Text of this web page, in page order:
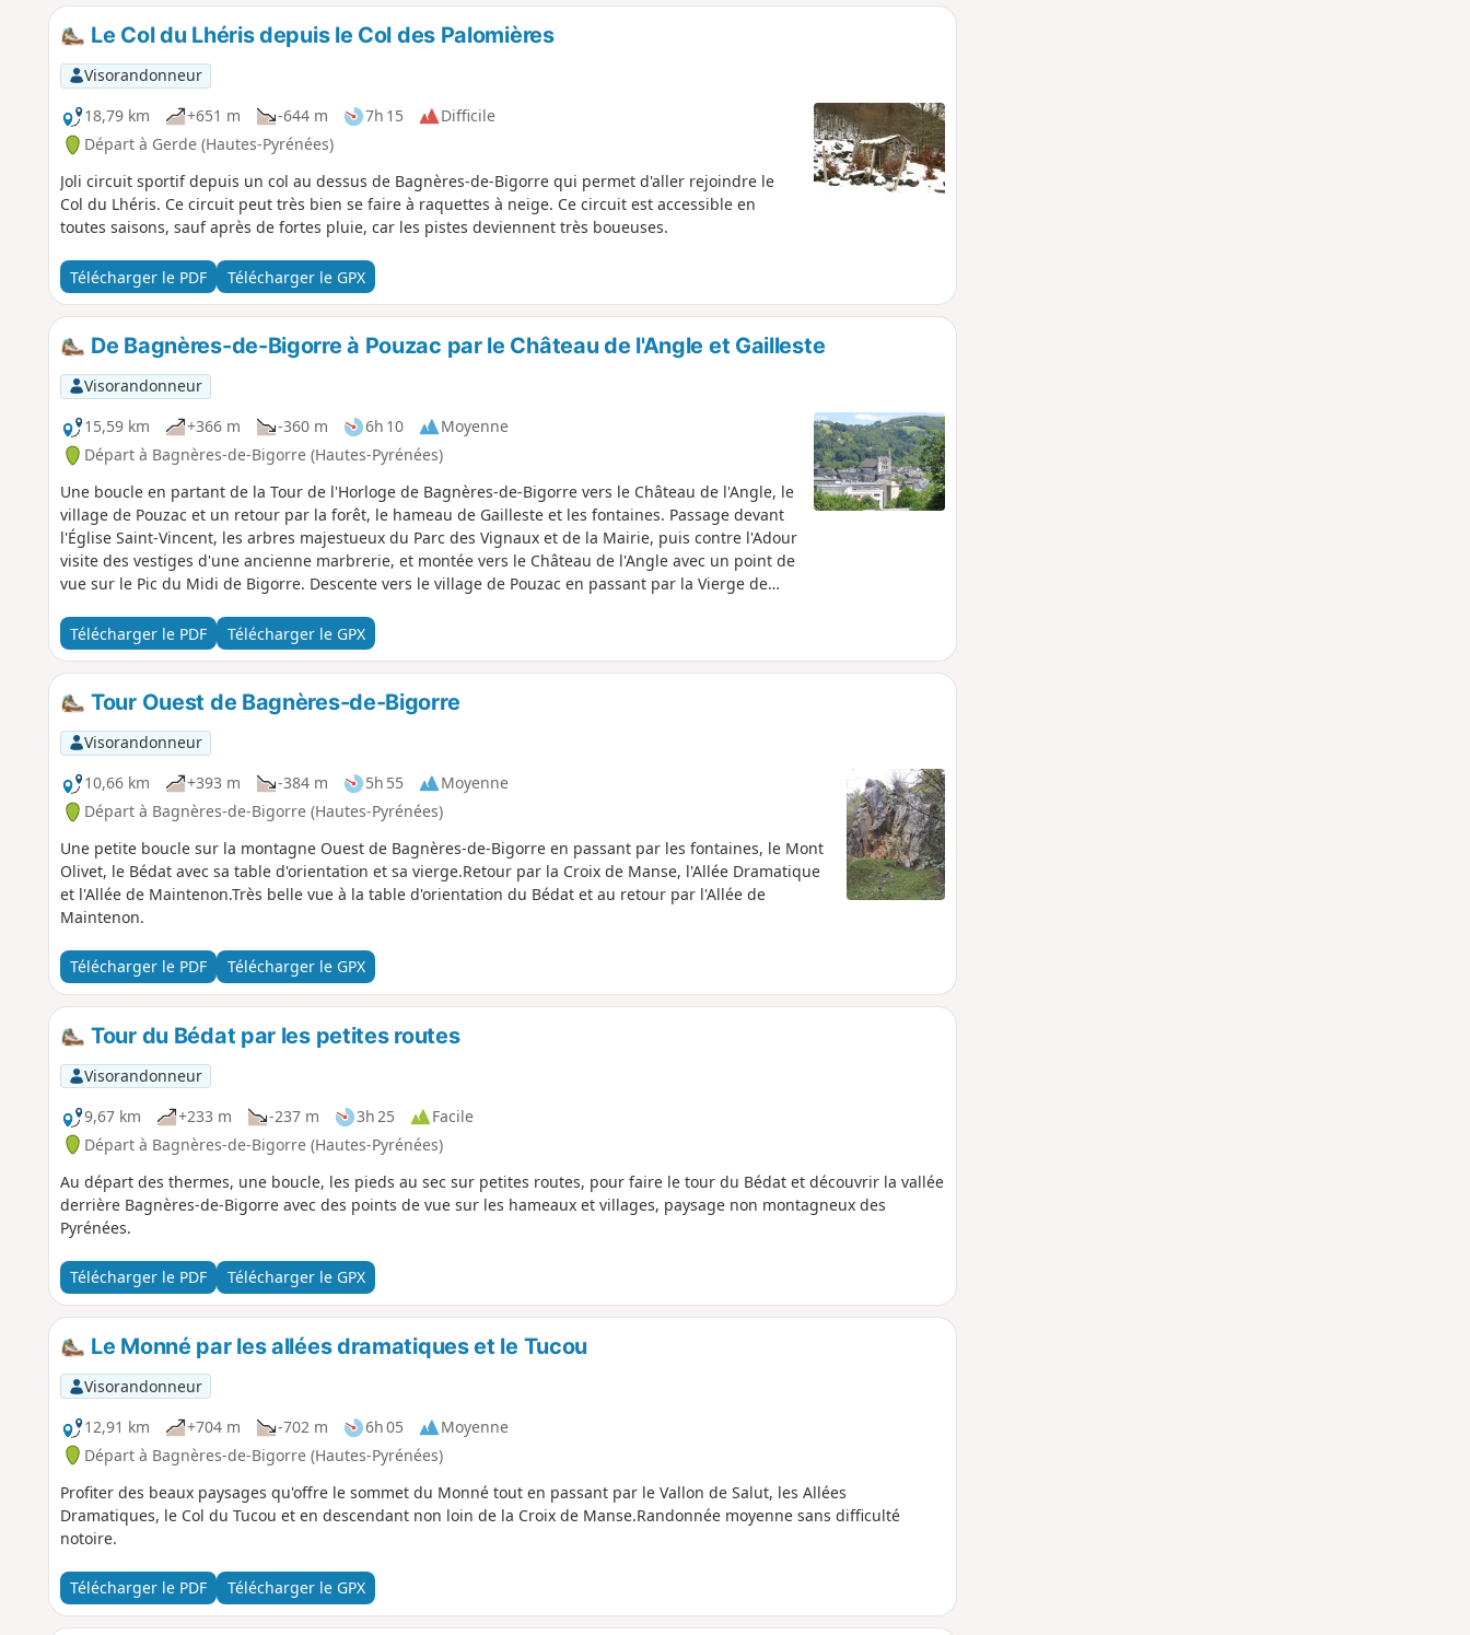
Le Col du Lhéris depuis le Col des Palomières
Visorandonneur
18,79 km
+651 m -644 m 7h 15
Difficile
Départ à Gerde (Hautes-Pyrénées)
Joli circuit sportif depuis un col au dessus de Bagnères-de-Bigorre qui permet d'aller rejoindre le
Col du Lhéris. Ce circuit peut très bien se faire à raquettes à neige. Ce circuit est accessible en
toutes saisons, sauf après de fortes pluie, car les pistes deviennent très boueuses.
Télécharger le PDF Télécharger le GPX
De Bagnères-de-Bigorre à Pouzac par le Château de l'Angle et Gailleste
Visorandonneur
15,59 km
+366 m -360 m 6h 10
Moyenne
Départ à Bagnères-de-Bigorre (Hautes-Pyrénées)
Une boucle en partant de la Tour de l'Horloge de Bagnères-de-Bigorre vers le Château de l'Angle, le
village de Pouzac et un retour par la forêt, le hameau de Gailleste et les fontaines. Passage devant
l'Église Saint-Vincent, les arbres majestueux du Parc des Vignaux et de la Mairie, puis contre l'Adour
visite des vestiges d'une ancienne marbrerie, et montée vers le Château de l'Angle avec un point de
vue sur le Pic du Midi de Bigorre. Descente vers le village de Pouzac en passant par la Vierge de
Monuments Historiques. Retour par les belles pistes en forêt pour redescendre et traversée du
hameau de la Gailleste. Rejoindre Bagnères-de-Bigorre par la Fontaine ferrugineuse et la Fontaine
Verte.
Télécharger le PDF Télécharger le GPX
Tour Ouest de Bagnères-de-Bigorre
Visorandonneur
10,66 km
+393 m -384 m 5h 55
Moyenne
Départ à Bagnères-de-Bigorre (Hautes-Pyrénées)
Une petite boucle sur la montagne Ouest de Bagnères-de-Bigorre en passant par les fontaines, le Mont
Olivet, le Bédat avec sa table d'orientation et sa vierge.Retour par la Croix de Manse, l'Allée Dramatique
et l'Allée de Maintenon.Très belle vue à la table d'orientation du Bédat et au retour par l'Allée de
Maintenon.
Télécharger le PDF Télécharger le GPX
Tour du Bédat par les petites routes
Visorandonneur
9,67 km
+233 m -237 m 3h 25
Facile
Départ à Bagnères-de-Bigorre (Hautes-Pyrénées)
Au départ des thermes, une boucle, les pieds au sec sur petites routes, pour faire le tour du Bédat et découvrir la vallée
derrière Bagnères-de-Bigorre avec des points de vue sur les hameaux et villages, paysage non montagneux des
Pyrénées.
Télécharger le PDF Télécharger le GPX
Le Monné par les allées dramatiques et le Tucou
Visorandonneur
12,91 km
+704 m -702 m 6h 05
Moyenne
Départ à Bagnères-de-Bigorre (Hautes-Pyrénées)
Profiter des beaux paysages qu'offre le sommet du Monné tout en passant par le Vallon de Salut, les Allées
Dramatiques, le Col du Tucou et en descendant non loin de la Croix de Manse.Randonnée moyenne sans difficulté
notoire.
Télécharger le PDF Télécharger le GPX